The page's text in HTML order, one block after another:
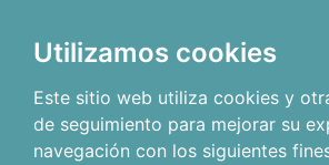
Utilizamos cookies
Este sitio web utiliza cookies y
de seguimiento para mejorar su
navegación con los siguientes